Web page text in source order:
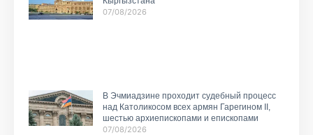
07/08/2026
В Эчмиадзине проходит судебный процесс
над Католикосом всех армян Гарегином II,
шестью архиепископами и епископами
07/08/2026